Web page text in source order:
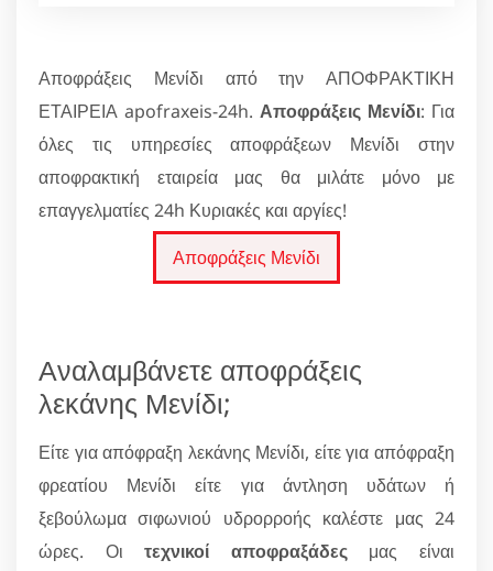
Αποφράξεις Μενίδι από την ΑΠΟΦΡΑΚΤΙΚΗ
ΕΤΑΙΡΕΙΑ apofraxeis-24h. Αποφράξεις Μενίδι: Για
όλες τις υπηρεσίες αποφράξεων Μενίδι στην
αποφρακτική εταιρεία μας θα μιλάτε μόνο με
επαγγελματίες 24h Κυριακές και αργίες!
Αποφράξεις Μενίδι
Αναλαμβάνετε αποφράξεις
λεκάνης Μενίδι;
Είτε για απόφραξη λεκάνης Μενίδι, είτε για απόφραξη
φρεατίου Μενίδι είτε για άντληση υδάτων ή
ξεβούλωμα σιφωνιού υδρορροής καλέστε μας 24
ώρες. Οιτεχνικοί αποφραξάδεςμας είναι